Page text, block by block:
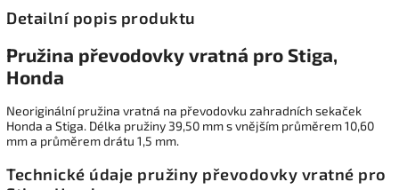
Detailní popis produktu
Pružina převodovky vratná pro Stiga,
Honda
Neoriginální pružina vratná na převodovku zahradních sekaček
Honda a Stiga. Délka pružiny 39,50 mm s vnějším průměrem 10,60
mm a průměrem drátu 1,5 mm.
Technické údaje pružiny převodovky vratné pro